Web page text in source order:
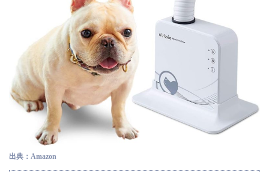
出典：Amazon